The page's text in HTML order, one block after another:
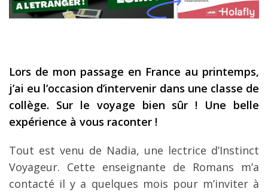
Mon journal de bord sur Instagram
Les derniers articles
Podcast
Préparer son voyage
LA LETTRE
Outils pour voyageur
Lors de mon passage en France au printemps,
j’ai eu l’occasion d’intervenir dans une classe de
collège. Sur le voyage bien sûr ! Une belle
expérience à vous raconter !
Tout est venu de Nadia, une lectrice d’Instinct
Voyageur. Cette enseignante de Romans m’a
contacté il y a quelques mois pour m’inviter à